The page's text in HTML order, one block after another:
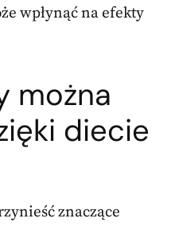
wpłynąć na efekty
można
diecie
znaczące